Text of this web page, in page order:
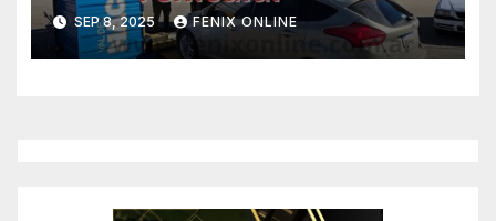
SEP 8, 2025 FENIX ONLINE